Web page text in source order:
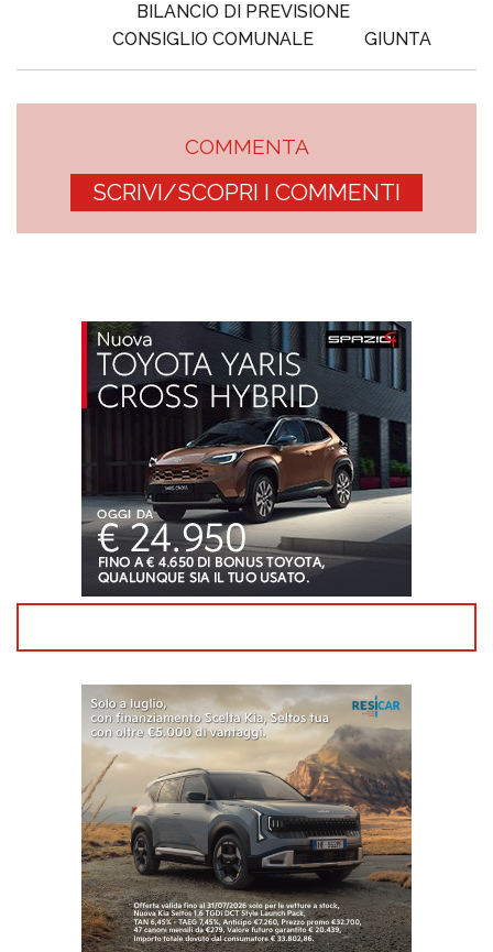
BILANCIO DI PREVISIONE
CONSIGLIO COMUNALE
GIUNTA
COMMENTA
SCRIVI/SCOPRI I COMMENTI